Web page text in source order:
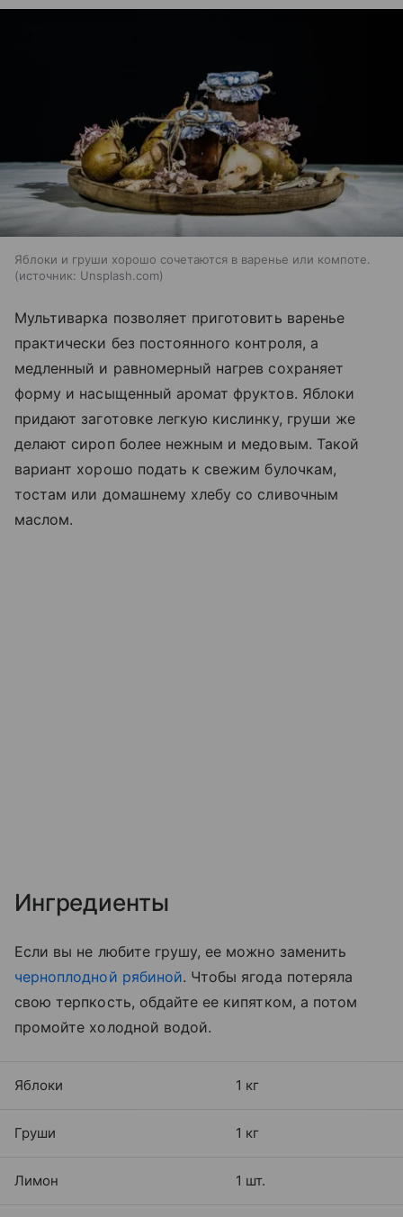
Яблоки и груши хорошо сочетаются в варенье или компоте.
источник: Unsplash.com
Мультиварка позволяет приготовить варенье
практически без постоянного контроля, а
медленный и равномерный нагрев сохраняет
форму и насыщенный аромат фруктов. Яблоки
придают заготовке легкую кислинку, груши же
делают сироп более нежным и медовым. Такой
вариант хорошо подать к свежим булочкам,
тостам или домашнему хлебу со сливочным
маслом.
Ингредиенты
Если вы не любите грушу, ее можно заменить
черноплодной рябиной. Чтобы ягода потеряла
свою терпкость, обдайте ее кипятком, а потом
промойте холодной водой.
Яблоки 1 кг
Груши 1 кг
Лимон 1 шт.